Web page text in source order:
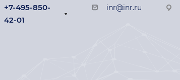
+7-495-850-
42-01
inr@inr.ru